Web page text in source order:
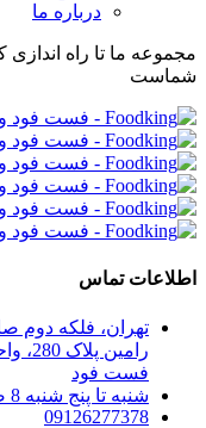
درباره ما
مجموعه ما تا راه
شماست
اطلاعات تماس
تهران، فلکه دوم
فست فود
شنبه تا پنج شنبه 8 صبح الی 8 شب
09126277378